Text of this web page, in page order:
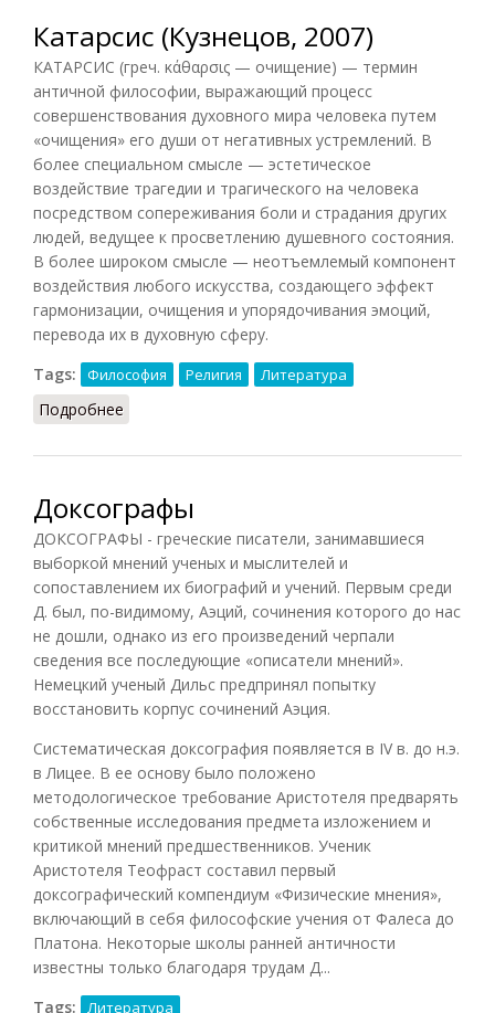
Катарсис (Кузнецов, 2007)
КАТАРСИС (греч. κάθαρσις — очищение) — термин
античной философии, выражающий процесс
совершенствования духовного мира человека путем
«очищения» его души от негативных устремлений. В
более специальном смысле — эстетическое
воздействие трагедии и трагического на человека
посредством сопереживания боли и страдания других
людей, ведущее к просветлению душевного состояния.
В более широком смысле — неотъемлемый компонент
воздействия любого искусства, создающего эффект
гармонизации, очищения и упорядочивания эмоций,
перевода их в духовную сферу.
Tags:
Философия Религия Литература
Подробнее
Доксографы
ДОКСОГРАФЫ - греческие писатели, занимавшиеся
выборкой мнений ученых и мыслителей и
сопоставлением их биографий и учений. Первым среди
Д. был, по-видимому, Аэций, сочинения которого до нас
не дошли, однако из его произведений черпали
сведения все последующие «описатели мнений».
Немецкий ученый Дильс предпринял попытку
восстановить корпус сочинений Аэция.
Систематическая доксография появляется в IV в. до н.э.
в Лицее. В ее основу было положено
методологическое требование Аристотеля предварять
собственные исследования предмета изложением и
критикой мнений предшественников. Ученик
Аристотеля Теофраст составил первый
доксографический компендиум «Физические мнения»,
включающий в себя философские учения от Фалеса до
Платона. Некоторые школы ранней античности
известны только благодаря трудам Д...
Tags:
Литература